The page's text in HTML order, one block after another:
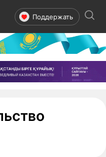
Поддержать